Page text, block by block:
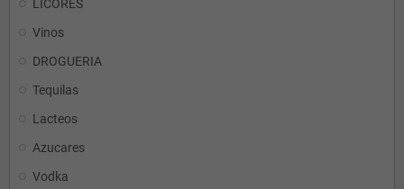
LICORES
Vinos
DROGUERIA
Tequilas
Lacteos
Azucares
Vodka